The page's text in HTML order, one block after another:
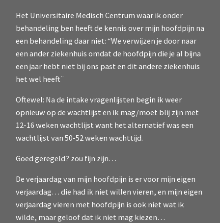
Het Universitaire Medisch Centrum waar ik onder
behandeling ben heeft de kennis over mijn hoofdpijn na
een behandeling daar niet: “We verwijzen je door naar
een ander ziekenhuis omdat de hoofdpijn die je al bijna
een jaar hebt niet bij ons past en dit andere ziekenhuis
het wel heeft¨
Oftewel: Na de intake vragenlijsten begin ik weer
opnieuw op de wachtlijst en ik mag/moet blij zijn met
12-16 weken wachtlijst want het alternatief was een
wachtlijst van 50-52 weken wachttijd.
Goed geregeld? zou fijn zijn…
De verjaardag van mijn hoofdpijn is er voor mijn eigen
verjaardag… die had ik niet willen vieren, en mijn eigen
verjaardag vieren met hoofdpijn is ook niet wat ik
wilde, maar geloof dat ik niet mag kiezen…